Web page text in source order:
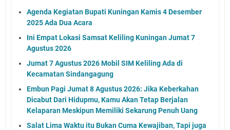
Agenda Kegiatan Bupati Kuningan Kamis 4 Desember
2025 Ada Dua Acara
Ini Empat Lokasi Samsat Keliling Kuningan Jumat 7
Agustus 2026
Jumat 7 Agustus 2026 Mobil SIM Keliling Ada di
Kecamatan Sindangagung
Embun Pagi Jumat 8 Agustus 2026: Jika Keberkahan
Dicabut Dari Hidupmu, Kamu Akan Tetap Berjalan
Kelaparan Meskipun Memiliki Sekarung Penuh Uang
Salat Lima Waktu itu Bukan Cuma Kewajiban, Tapi juga